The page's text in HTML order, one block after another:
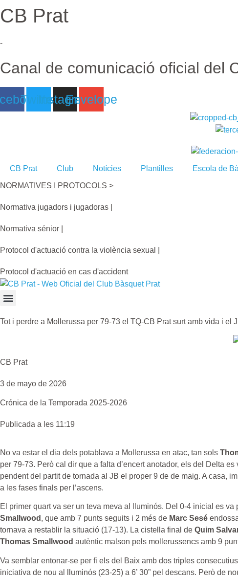
Ir
al
CB Prat
-
Canal de comunicació oficial del
TwitterInstagram
Envelope
CB Prat Club Notícies Plantilles Escola de
NORMATIVES I PROTOCOLS >
Normativa jugadors i jugadoras |
Normativa sénior |
Protocol d'actuació contra la violència sexual |
Protocol d'actuació en cas d'accident
Tot i perdre a Mollerussa per 79-73 el TQ-CB Prat surt amb vida i el
CB Prat
3 de mayo de 2026
Crónica de la Temporada 2025-2026
Publicada a les 11:19
No va estar el dia dels potablava a Mollerussa en atac, tan sols
per 79-73. Però cal dir que a falta d’encert anotador, els del Delta
pendent del partit de tornada al JB el proper 9 de de maig. A casa,
a les fases finals per l’ascens.
El primer quart va ser un teva meva al lluminós. Del 0-4 inicial es
Smallwood , que amb 7 punts seguits i 2 més de Marc Sesé
tornava a restablir la situació (17-13). La cistella final de Quim
Thomas Smallwood autèntic malson pels mollerussencs amb 9
Va semblar entonar-se per fi els del Baix amb dos triples
iniciativa de nou al lluminós (23-25) a 6’ 30” pel descans. Però de